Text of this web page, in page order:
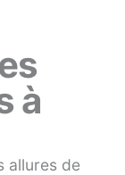
à
allures de